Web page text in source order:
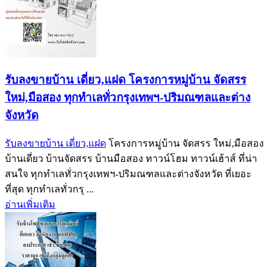
รับลงขายบ้าน เดี่ยว,แฝด โครงการหมู่บ้าน จัดสรร
ใหม่,มือสอง ทุกทำเลทั่วกรุงเทพฯ-ปริมณฑลและต่าง
จังหวัด
รับลงขายบ้าน เดี่ยว,แฝด โครงการหมู่บ้าน จัดสรร ใหม่,มือสอง
บ้านเดี่ยว บ้านจัดสรร บ้านมือสอง ทาวน์โฮม ทาวน์เฮ้าส์ ที่น่า
สนใจ ทุกทำเลทั่วกรุงเทพฯ-ปริมณฑลและต่างจังหวัด ที่เยอะ
ที่สุด ทุกทำเลทั่วกรุ ...
อ่านเพิ่มเติม